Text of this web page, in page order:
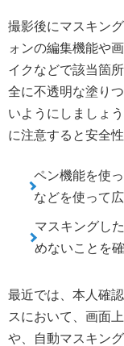
撮影後にマスキン
ォンの編集機能や
イクなどで該当箇
全に不透明な塗り
いようにしましょ
に注意すると安全
ペン機能を使
などを使って
マスキングし
めないことを
最近では、本人確
スにおいて、画面
や、自動マスキン